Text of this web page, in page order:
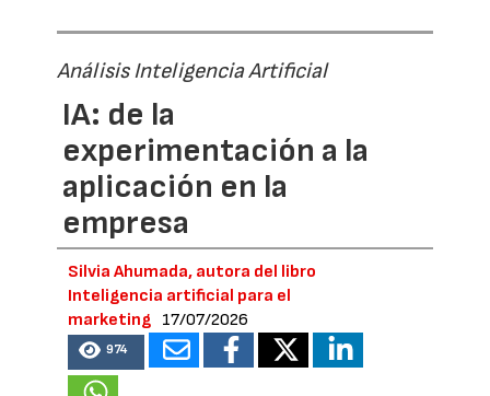
Análisis Inteligencia Artificial
IA: de la
experimentación a la
aplicación en la
empresa
Silvia Ahumada, autora del libro
Inteligencia artificial para el
marketing 17/07/2026
974